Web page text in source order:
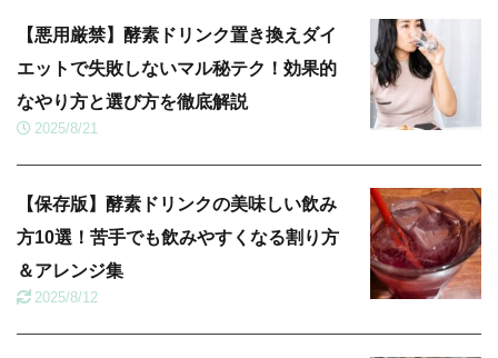
【悪用厳禁】酵素ドリンク置き換えダイ
エットで失敗しないマル秘テク！効果的
なやり方と選び方を徹底解説
2025/8/21
【保存版】酵素ドリンクの美味しい飲み
方10選！苦手でも飲みやすくなる割り方
＆アレンジ集
2025/8/12